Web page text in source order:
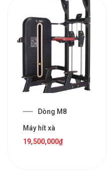
Dòng M8
Máy hít xà
19,500,000₫